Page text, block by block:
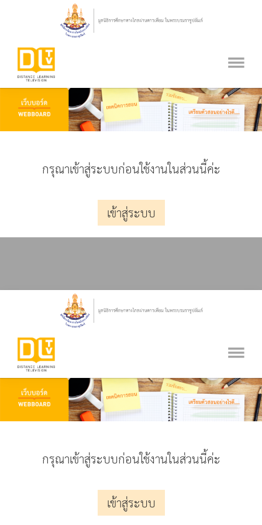
กรุณาเข้าสู่ระบบก่อนใช้งานในส่วนนี้ค่ะ
เข้าสู่ระบบ
กรุณาเข้าสู่ระบบก่อนใช้งานในส่วนนี้ค่ะ
เข้าสู่ระบบ